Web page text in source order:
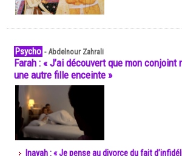
Psycho -Abdelnour Zahrali
Farah : « J’ai découvert que mon conjoint
une autre fille enceinte »
Inayah : « Je pense au divorce du fait